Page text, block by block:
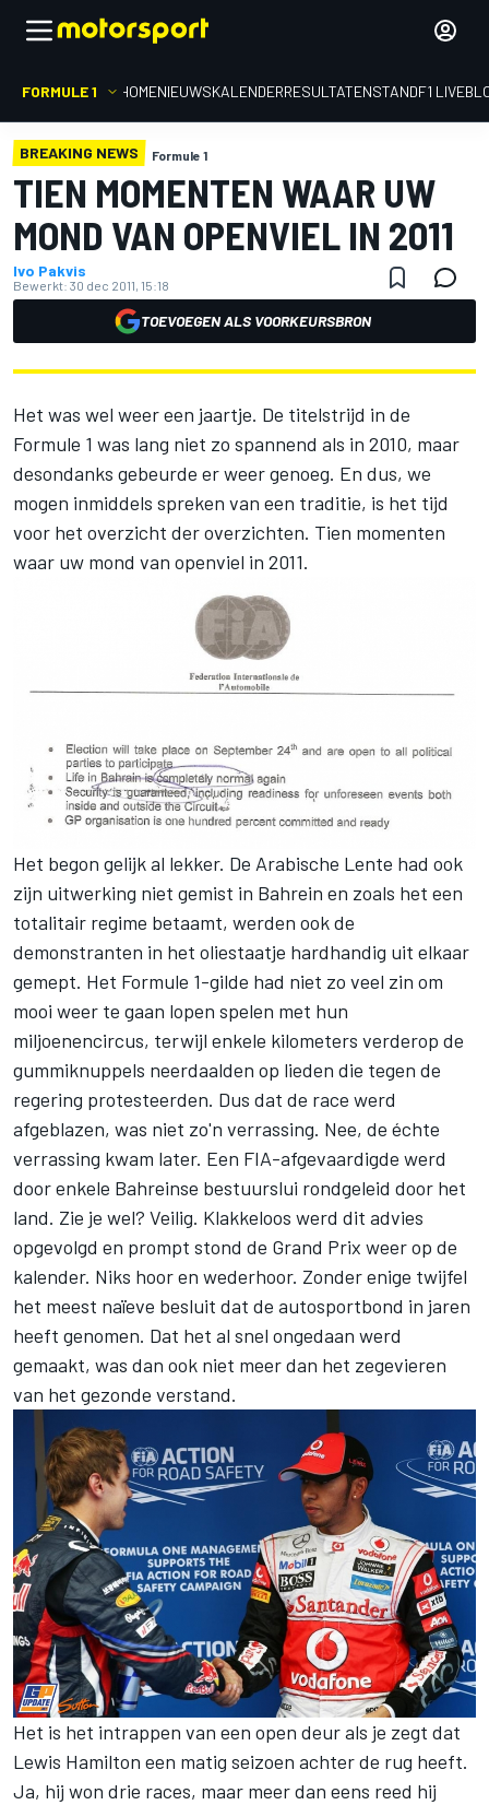
FORMULE 1 HOMENIEUWSKALENDERRESULTATENSTANDF1
BREAKING NEWS Formule 1
TIEN MOMENTEN WAAR UW
MOND VAN OPENVIEL IN 2011
Ivo Pakvis
Bewerkt: 30 dec 2011, 15:18
TOEVOEGEN ALS VOORKEURSBRON
Het was wel weer een jaartje. De titelstrijd in de
Formule 1 was lang niet zo spannend als in 2010, maar
desondanks gebeurde er weer genoeg. En dus, we
mogen inmiddels spreken van een traditie, is het tijd
voor het overzicht der overzichten. Tien momenten
waar uw mond van openviel in 2011.
Het begon gelijk al lekker. De Arabische Lente had ook
zijn uitwerking niet gemist in Bahrein en zoals het een
totalitair regime betaamt, werden ook de
demonstranten in het oliestaatje hardhandig uit elkaar
gemept. Het Formule 1-gilde had niet zo veel zin om
mooi weer te gaan lopen spelen met hun
miljoenencircus, terwijl enkele kilometers verderop de
gummiknuppels neerdaalden op lieden die tegen de
regering protesteerden. Dus dat de race werd
afgeblazen, was niet zo'n verrassing. Nee, de échte
verrassing kwam later. Een FIA-afgevaardigde werd
door enkele Bahreinse bestuurslui rondgeleid door het
land. Zie je wel? Veilig. Klakkeloos werd dit advies
opgevolgd en prompt stond de Grand Prix weer op de
kalender. Niks hoor en wederhoor. Zonder enige twijfel
het meest naïeve besluit dat de autosportbond in jaren
heeft genomen. Dat het al snel ongedaan werd
gemaakt, was dan ook niet meer dan het zegevieren
van het gezonde verstand.
Het is het intrappen van een open deur als je zegt dat
Lewis Hamilton een matig seizoen achter de rug heeft.
Ja, hij won drie races, maar meer dan eens reed hij